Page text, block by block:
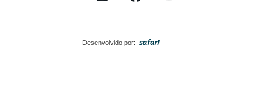
Desenvolvido por: